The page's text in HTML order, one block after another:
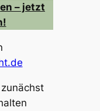
– jetzt